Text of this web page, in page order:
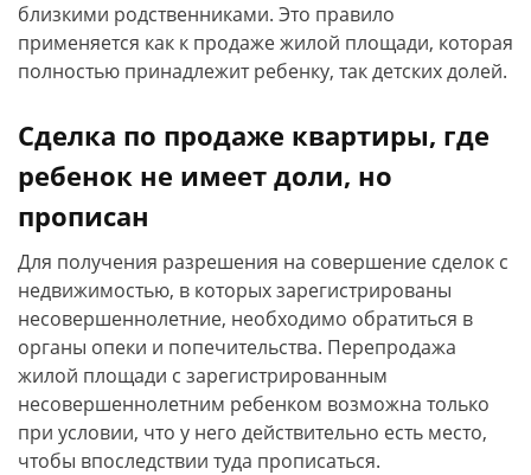
близкими родственниками. Это правило
применяется как к продаже жилой площади, которая
полностью принадлежит ребенку, так детских долей.
Сделка по продаже квартиры, где
ребенок не имеет доли, но
прописан
Для получения разрешения на совершение сделок с
недвижимостью, в которых зарегистрированы
несовершеннолетние, необходимо обратиться в
органы опеки и попечительства. Перепродажа
жилой площади с зарегистрированным
несовершеннолетним ребенком возможна только
при условии, что у него действительно есть место,
чтобы впоследствии туда прописаться.